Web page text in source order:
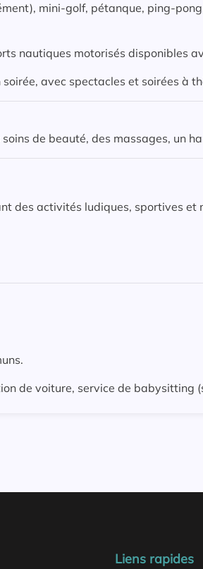
mini-golf, pétanque, ping-
nautiques motorisés disponibles
avec spectacles et soirées à
de beauté, des massages, un
des activités ludiques, sportives et
de voiture, service de babysitting
Liens rapides